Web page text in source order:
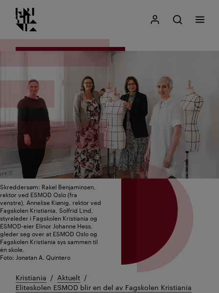
Gå
til
Kristiania logo
Mitt Kristiania
Åpne søk
Søk
Meny
Skreddersøm: Rakel Benjaminsen,
rektor ved ESMOD Oslo (fra
venstre), Annelise Kiønig, rektor ved
Fagskolen Kristiania, Solfrid Lind,
styreleder i Fagskolen Kristiania og
ESMOD-eier Elinor Johanne Hess,
gleder seg over at ESMOD Oslo og
Fagskolen Kristiania sys sammen til
én skole.
Foto: Jonatan A. Quintero
Kristiania
Aktuelt
Eliteskolen ESMOD blir en del av Fagskolen Kristiania